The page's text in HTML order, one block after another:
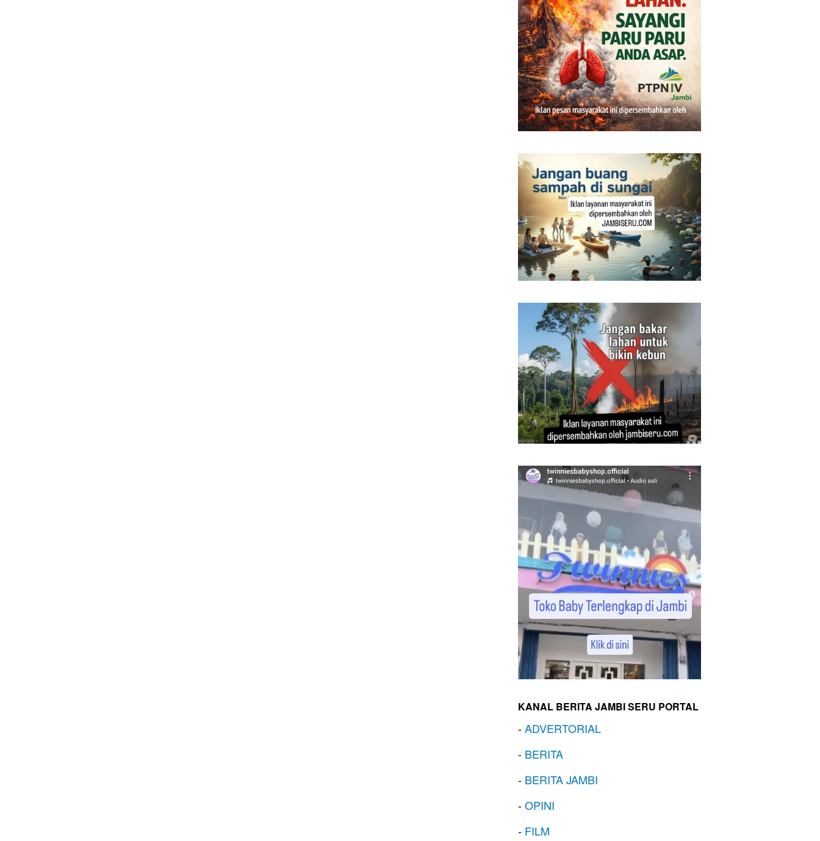
KANAL BERITA JAMBI SERU PORTAL
-ADVERTORIAL
- BERITA
- BERITA JAMBI
-OPINI
- FILM